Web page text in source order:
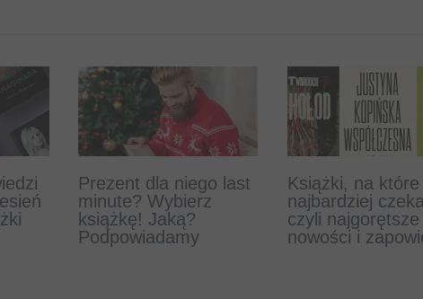
Prezent dla niego last
minute? Wybierz
książkę! Jaką?
Podpowiadamy
Książki, na które
najbardziej
czyli najgorętsze
nowości i
Z londyńskiego
magazynu skradziono
dzieła Mikołaja
Kopernika i Leonarda
Powstała gra
inspirowana
Harukiego
Murakamiego!